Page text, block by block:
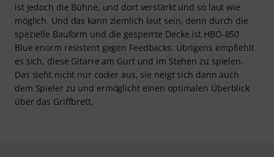
ist jedoch die Bühne, und dort verstärkt und so laut wie
möglich. Und das kann ziemlich laut sein, denn durch die
spezielle Bauform und die gesperrte Decke ist HBO-850
Blue enorm resistent gegen Feedbacks. Übrigens empfiehlt
es sich, diese Gitarre am Gurt und im Stehen zu spielen.
Das sieht nicht nur cooler aus, sie neigt sich dann auch
dem Spieler zu und ermöglicht einen optimalen Überblick
über das Griffbrett.